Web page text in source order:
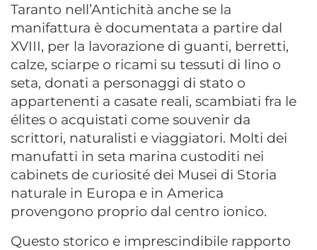
Taranto nell’Antichità anche se la
manifattura è documentata a partire dal
XVIII, per la lavorazione di guanti, berretti,
calze, sciarpe o ricami su tessuti di lino o
seta, donati a personaggi di stato o
appartenenti a casate reali, scambiati fra le
élites o acquistati come souvenir da
scrittori, naturalisti e viaggiatori. Molti dei
manufatti in seta marina custoditi nei
cabinets de curiosité dei Musei di Storia
naturale in Europa e in America
provengono proprio dal centro ionico.
Questo storico e imprescindibile rapporto